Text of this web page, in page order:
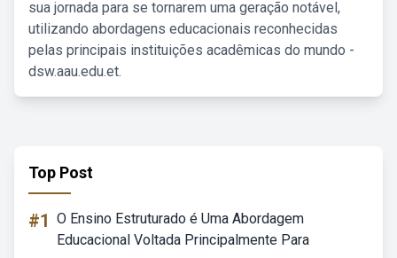
sua jornada para se tornarem uma geração notável,
utilizando abordagens educacionais reconhecidas
pelas principais instituições acadêmicas do mundo -
dsw.aau.edu.et.
Top Post
#1 O Ensino Estruturado é Uma Abordagem
Educacional Voltada Principalmente Para